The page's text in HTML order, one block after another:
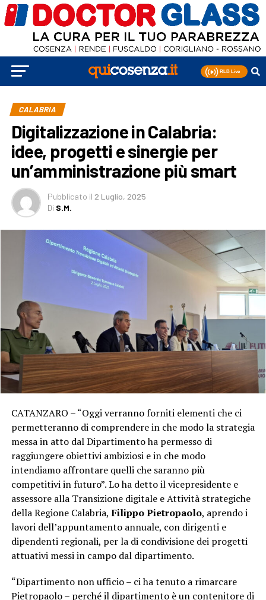
CALABRIA
Digitalizzazione in Calabria:
idee, progetti e sinergie per
un’amministrazione più smart
Pubblicato il 2 Luglio, 2025
Di S.M.
CATANZARO – “Oggi verranno forniti elementi che ci
permetteranno di comprendere in che modo la strategia
messa in atto dal Dipartimento ha permesso di
raggiungere obiettivi ambiziosi e in che modo
intendiamo affrontare quelli che saranno più
competitivi in futuro”. Lo ha detto il vicepresidente e
assessore alla Transizione digitale e Attività strategiche
della Regione Calabria, Filippo Pietropaolo, aprendo i
lavori dell’appuntamento annuale, con dirigenti e
dipendenti regionali, per la di condivisione dei progetti
attuativi messi in campo dal dipartimento.
“Dipartimento non ufficio – ci ha tenuto a rimarcare
Pietropaolo – perché il dipartimento è un contenitore di